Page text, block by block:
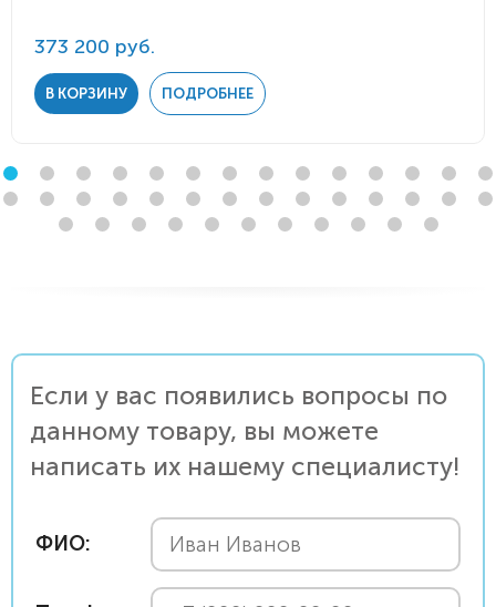
373 200 руб.
В КОРЗИНУ ПОДРОБНЕЕ
Если у вас появились вопросы по
данному товару, вы можете
написать их нашему специалисту!
ФИО: